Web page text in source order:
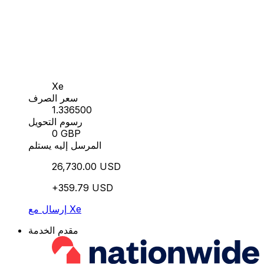
Xe
سعر الصرف
1.336500
رسوم التحويل
0 GBP
المرسل إليه يستلم
26,730.00 USD
+359.79 USD
إرسال مع Xe
مقدم الخدمة